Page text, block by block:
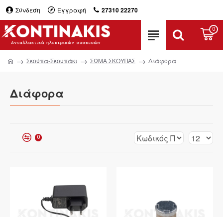
Σύνδεση Εγγραφή 27310 22270
0
Σκούπα-Σκουπάκι ΣΩΜΑ ΣΚΟΥΠΑΣ Διάφορα
Διάφορα
0